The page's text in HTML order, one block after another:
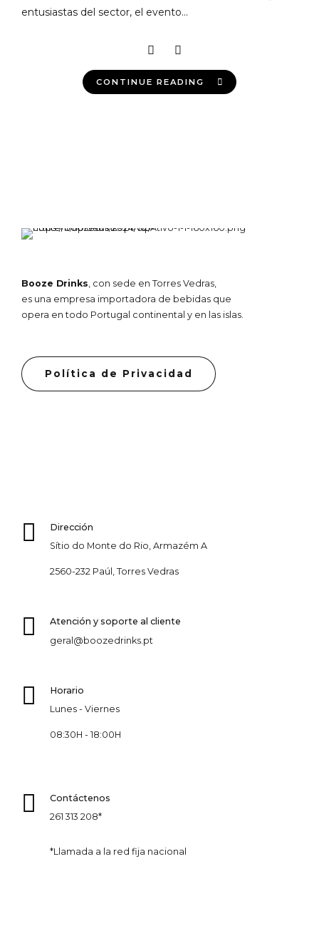
entusiastas del sector, el evento...
CONTINUE READING
Booze Drinks , con sede en Torres Vedras,
es una empresa importadora de bebidas que
opera en todo Portugal continental y en las islas.
Política de Privacidad
Dirección
Sítio do Monte do Rio, Armazém A
2560-232 Paúl, Torres Vedras
Atención y soporte al cliente
geral@boozedrinks.pt
Horario
Lunes - Viernes
08:30H - 18:00H
Contáctenos
261 313 208*
*Llamada a la red fija nacional